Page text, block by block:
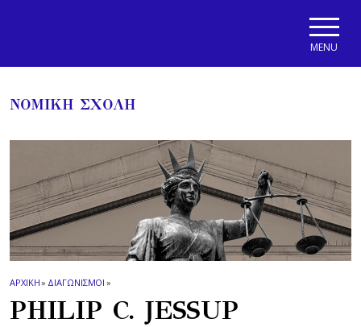
MENU
ΝΟΜΙΚΗ ΣΧΟΛΗ
ΑΡΧΙΚΗ» ΔΙΑΓΩΝΙΣΜΟΙ »
PHILIP C. JESSUP